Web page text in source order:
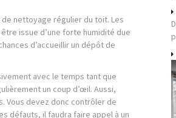
de nettoyage régulier du toit. Les
issue d’une forte humidité due
d’accueillir un dépôt de
avec le temps tant que
un coup d’œil. Aussi,
Vous devez donc contrôler de
défauts, il faudra faire appel à un